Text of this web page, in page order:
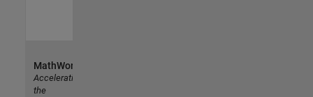
MathWorks
Accelerating
the